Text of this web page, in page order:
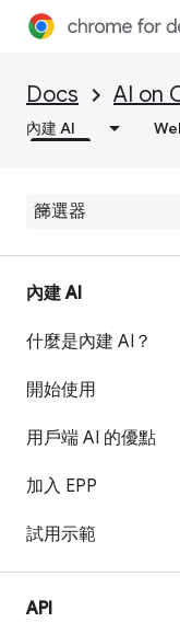
Docs AI on
內建 AI
內建 AI
什麼是內建 AI？
開始使用
用戶端 AI 的優點
加入 EPP
試用示範
API